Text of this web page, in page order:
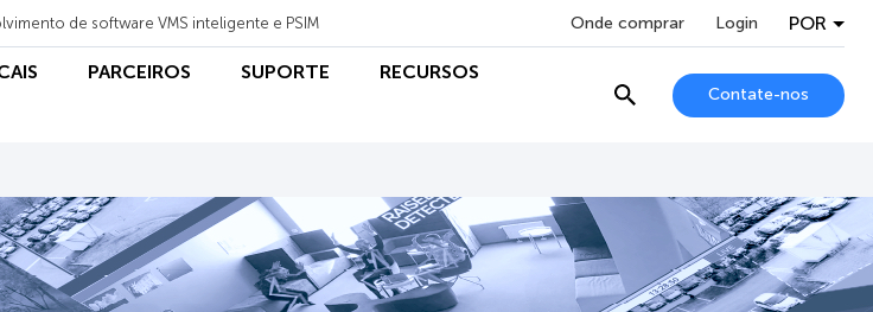
de software VMS inteligente e PSIM Onde comprar Login POR
PARCEIROS SUPORTE RECURSOS
Contate-nos